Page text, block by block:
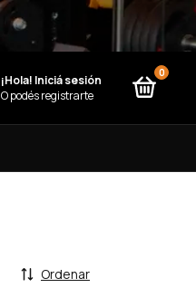
¡Hola! Iniciá sesión
O podés registrarte
0
Ordenar